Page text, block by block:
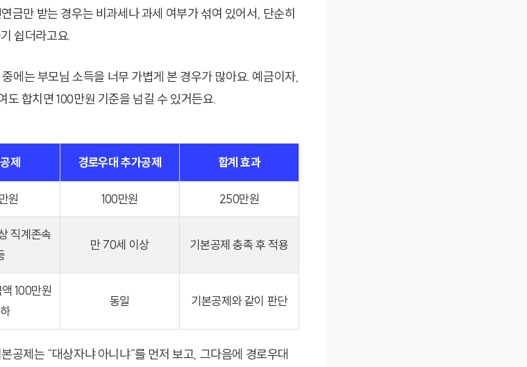
금만 받는 경우는 비과세나 과세 여부가 섞여 있어서, 단순히
쉽더라고요.
에는 부모님 소득을 너무 가볍게 본 경우가 많아요. 예금이자,
합치면 100만원 기준을 넘길 수 있거든요.
제 경로우대 추가공제 합계 효과
원 100만원 250만원
직계존속
만 70세 이상 기본공제 충족 후 적용
100만원
동일 기본공제와 같이 판단
공제는 “대상자냐 아니냐”를 먼저 보고, 그다음에 경로우대